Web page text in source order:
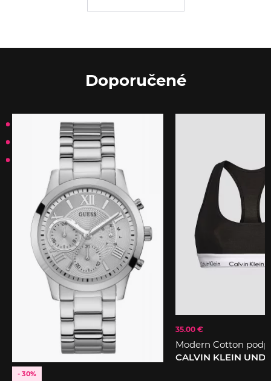
Doporučené
- 30%
35.00 €
Modern Cotton
CALVIN KLEIN